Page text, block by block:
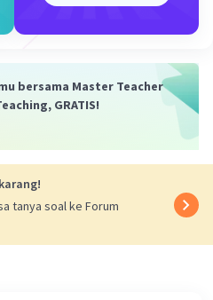
bersama Master Teacher
GRATIS!
tanya soal ke Forum